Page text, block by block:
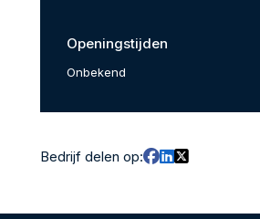
Openingstijden
Onbekend
Bedrijf delen op: